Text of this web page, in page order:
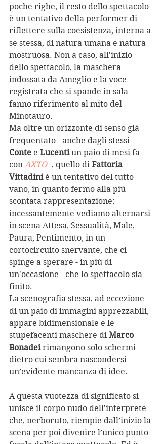
poche righe, il resto dello spettacolo
è un tentativo della performer di
riflettere sulla coesistenza, interna a
se stessa, di natura umana e natura
mostruosa. Non a caso, all'inizio
dello spettacolo, la maschera
indossata da Ameglio e la voce
registrata che si spande in sala
fanno riferimento al mito del
Minotauro.
Ma oltre un orizzonte di senso già
frequentato - anche dagli stessi
Conte e Lucenti un paio di mesi fa
con AXTO -, quello di Fattoria
Vittadini è un tentativo del tutto
vano, in quanto fermo alla più
scontata rappresentazione:
incessantemente vediamo alternarsi
in scena Attesa, Sessualità, Male,
Paura, Pentimento, in un
cortocircuito snervante, che ci
spinge a sperare - in più di
un'occasione - che lo spettacolo sia
finito.
La scenografia stessa, ad eccezione
di un paio di immagini apprezzabili,
appare bidimensionale e le
stupefacenti maschere di Marco
Bonadei rimangono solo schermi
dietro cui sembra nascondersi
un’evidente mancanza di idee.
A questa vuotezza di significato si
unisce il corpo nudo dell'interprete
che, nerboruto, riempie dall’inizio la
scena per poi divenire l’unico punto